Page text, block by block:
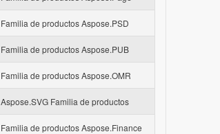
Familia de productos Aspose.PSD
Familia de productos Aspose.PUB
Familia de productos Aspose.OMR
Aspose.SVG Familia de productos
Familia de productos Aspose.Finance